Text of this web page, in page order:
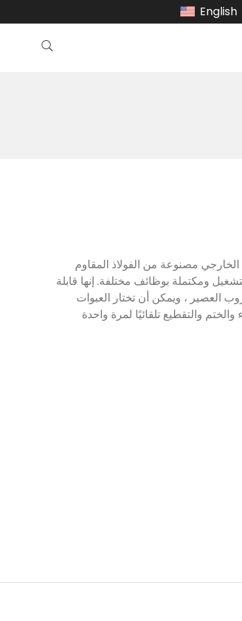
English
مصنوعة من الفولاذ المقاوم
ومكتملة بوظائف مختلفة. إنها قابلة
العصير ، ويمكن أن تختار العبوات
والتقطيع تلقائيًا لمرة واحدة